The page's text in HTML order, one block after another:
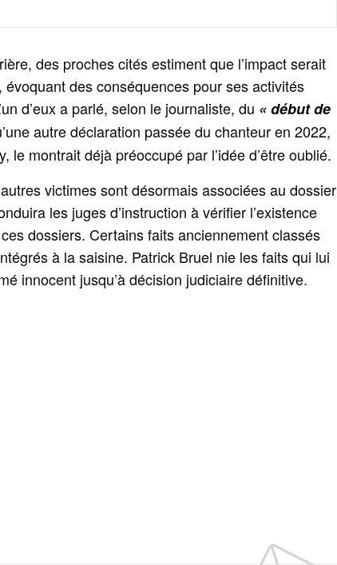
des proches cités estiment que l’impact serait
évoquant des conséquences pour ses activités
d’eux a parlé, selon le journaliste, du « début de
autre déclaration passée du chanteur en 2022,
le montrait déjà préoccupé par l’idée d’être oublié.
victimes sont désormais associées au dossier
les juges d’instruction à vérifier l’existence
dossiers. Certains faits anciennement classés
à la saisine. Patrick Bruel nie les faits qui lui
innocent jusqu’à décision judiciaire définitive.